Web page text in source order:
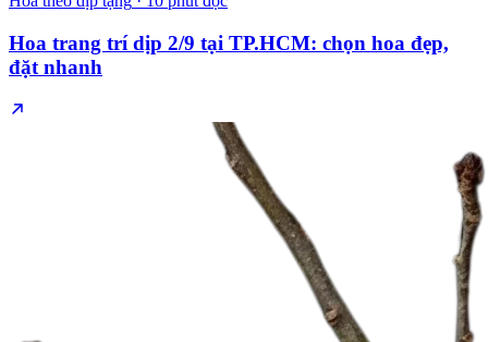
Hoa trang trí dịp 2/9 tại TP.HCM: chọn hoa đẹp,
đặt nhanh